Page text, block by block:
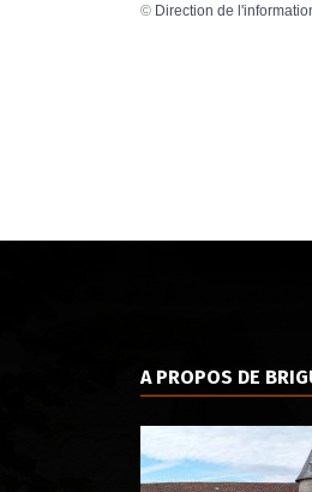
© Direction de
A PROPOS DE